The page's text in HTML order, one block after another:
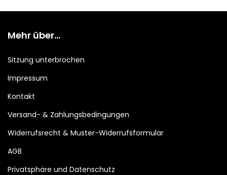
Mehr über...
Sitzung unterbrochen
Impressum
Kontakt
Versand- & Zahlungsbedingungen
Widerrufsrecht & Muster-Widerrufsformular
AGB
Privatsphäre und Datenschutz